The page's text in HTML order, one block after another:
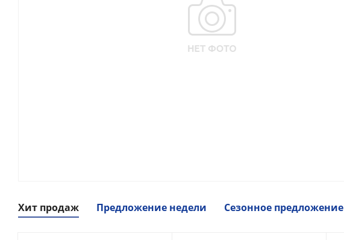
Хит продаж Предложение недели Сезонное предложение